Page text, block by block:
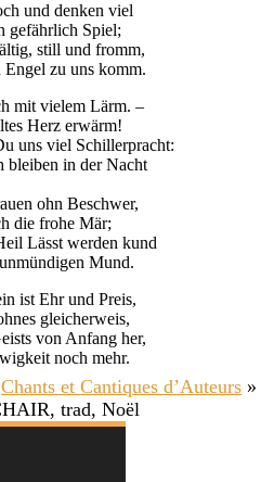
und denken viel
gefährlich Spiel;
still und fromm,
zu uns komm.
mit vielem Lärm. –
Herz erwärm!
uns viel Schillerpracht:
bleiben in der Nacht
ohn Beschwer,
die frohe Mär;
Lässt werden kund
Mund.
ist Ehr und Preis,
gleicherweis,
von Anfang her,
noch mehr.
Chants et Cantiques d’Auteurs »
trad, Noël